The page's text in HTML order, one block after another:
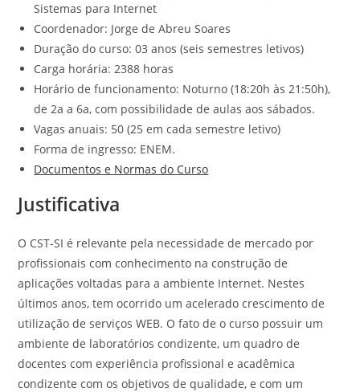
Sistemas para Internet
Coordenador: Jorge de Abreu Soares
Duração do curso: 03 anos (seis semestres letivos)
Carga horária: 2388 horas
Horário de funcionamento: Noturno (18:20h às 21:50h),
de 2a a 6a, com possibilidade de aulas aos sábados.
Vagas anuais: 50 (25 em cada semestre letivo)
Forma de ingresso: ENEM.
Documentos e Normas do Curso
Justificativa
O CST-SI é relevante pela necessidade de mercado por
profissionais com conhecimento na construção de
aplicações voltadas para a ambiente Internet. Nestes
últimos anos, tem ocorrido um acelerado crescimento de
utilização de serviços WEB. O fato de o curso possuir um
ambiente de laboratórios condizente, um quadro de
docentes com experiência profissional e acadêmica
condizente com os objetivos de qualidade, e com um